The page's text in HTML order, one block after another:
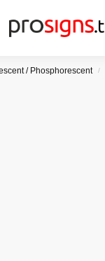
/ Phosphorescent /